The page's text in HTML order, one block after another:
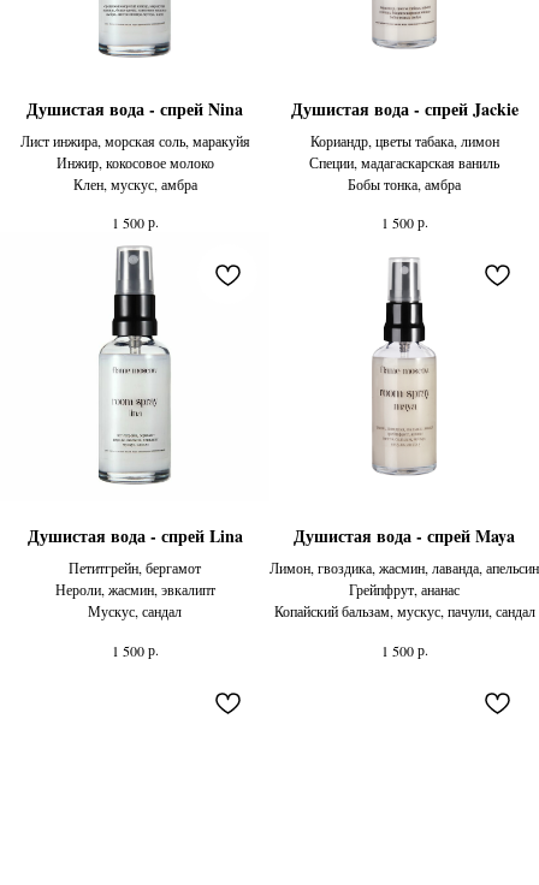
Душистая вода - спрей Nina
Лист инжира, морская соль, маракуйя
Инжир, кокосовое молоко
Клен, мускус, амбра
1 500 р.
Душистая вода - спрей Jackie
Кориандр, цветы табака, лимон
Специи, мадагаскарская ваниль
Бобы тонка, амбра
1 500 р.
Душистая вода - спрей Lina
Петитгрейн, бергамот
Нероли, жасмин, эвкалипт
Мускус, сандал
1 500 р.
Душистая вода - спрей Maya
Лимон, гвоздика, жасмин, лаванда, апельсин
Грейпфрут, ананас
Копайский бальзам, мускус, пачули, сандал
1 500 р.